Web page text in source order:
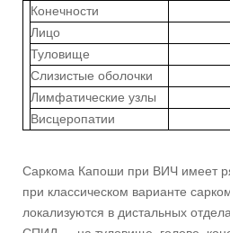
Конечности
Лицо
Туловище
Слизистые оболочки
Лимфатические узлы
Висцеропатии
Саркома Капоши при ВИЧ имеет
при классическом варианте
локализуются в дистальных